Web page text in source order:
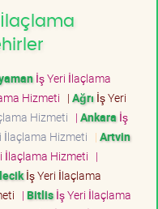
İş Yeri İlaçlama
Hizmeti | Ağrı İş Yeri
Hizmeti | Ankara İş
İlaçlama Hizmeti | Artvin
İlaçlama Hizmeti |
İş Yeri İlaçlama
| Bitlisİş Yeri İlaçlama